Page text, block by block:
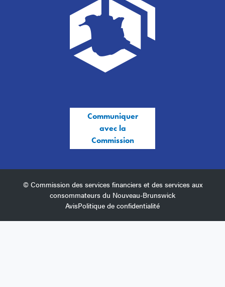
Communiquer
avec la
Commission
© Commission des services financiers et des services aux
consommateurs du Nouveau-Brunswick
AvisPolitique de confidentialité